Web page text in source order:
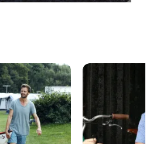
Bed &